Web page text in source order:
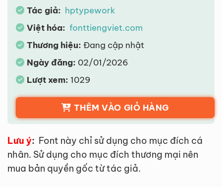
Tác giả: hptypework
Việt hóa: fonttiengviet.com
Thương hiệu: Đang cập nhật
Ngày đăng: 02/01/2026
Lượt xem: 1029
THÊM VÀO GIỎ HÀNG
Lưu ý: Font này chỉ sử dụng cho mục đích cá
nhân. Sử dụng cho mục đích thương mại nên
mua bản quyền gốc từ tác giả.